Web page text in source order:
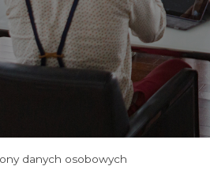
danych osobowych